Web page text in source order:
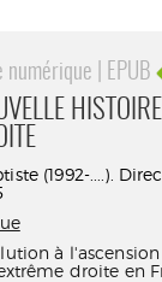
numérique | EPUB
(1992-....).
à
droite en